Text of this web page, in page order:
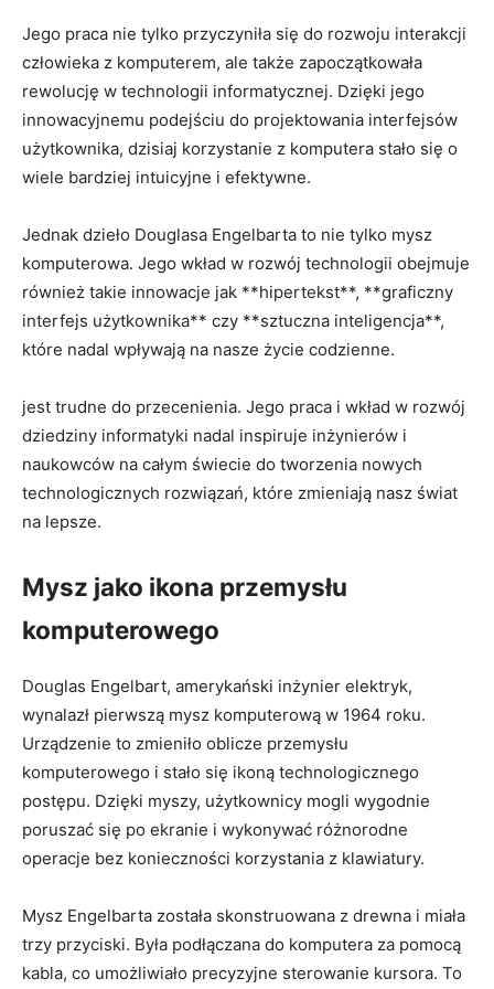
Jego praca nie ⁢tylko przyczyniła‍ się‍ do rozwoju interakcji
człowieka‌ z ⁢komputerem, ale także zapoczątkowała
rewolucję w technologii informatycznej. Dzięki jego
innowacyjnemu podejściu do projektowania⁣ interfejsów
użytkownika, dzisiaj korzystanie z komputera stało się o
wiele bardziej intuicyjne i efektywne.
Jednak dzieło Douglasa‌ Engelbarta to nie tylko mysz
komputerowa. Jego wkład w rozwój technologii obejmuje⁢
również takie innowacje‍ jak **hipertekst**, ⁤**graficzny⁣
interfejs⁢ użytkownika** czy **sztuczna inteligencja**,
które ⁣nadal wpływają na nasze życie‌ codzienne.
jest trudne do przecenienia. Jego praca i ⁢wkład w rozwój
‍dziedziny informatyki nadal inspiruje inżynierów i
naukowców na całym ⁣świecie do​ tworzenia nowych
technologicznych rozwiązań, które zmieniają nasz⁣ świat
na lepsze.
Mysz ​jako ikona przemysłu
komputerowego
Douglas Engelbart, amerykański inżynier elektryk,
‌wynalazł ‌pierwszą mysz komputerową ‍w 1964 roku.
Urządzenie to zmieniło oblicze przemysłu
‌komputerowego i stało ‌się ⁣ikoną technologicznego
postępu. Dzięki myszy,⁤ użytkownicy ‍mogli wygodnie
poruszać się‍ po ekranie‍ i wykonywać różnorodne
operacje bez konieczności korzystania z ⁢klawiatury.
Mysz Engelbarta została skonstruowana‍ z ​drewna⁣ i miała
trzy przyciski. Była podłączana do komputera za pomocą
kabla, co umożliwiało precyzyjne sterowanie kursora. To